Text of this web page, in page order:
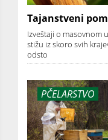
Tajanstveni
Izveštaji o masovnom
stižu iz skoro svih
odsto
PČELARSTVO